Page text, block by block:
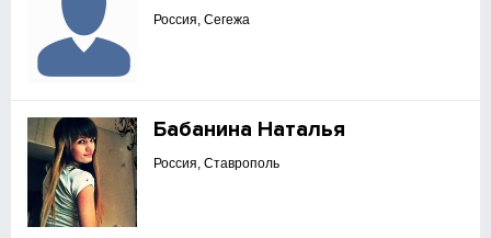
Россия, Сегежа
Бабанина Наталья
Россия, Ставрополь